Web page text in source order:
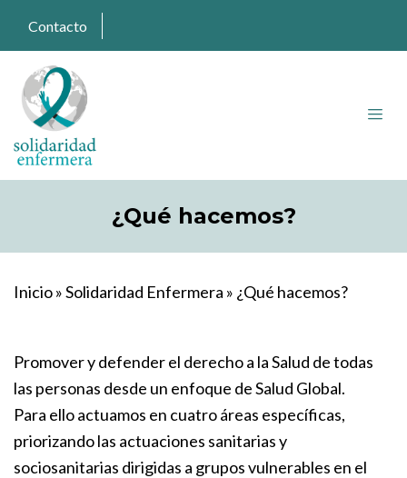
Contacto
¿Qué hacemos?
Inicio»Solidaridad Enfermera » ¿Qué hacemos?
Promover y defender el derecho a la Salud de todas
las personas desde un enfoque de Salud Global.
Para ello actuamos en cuatro áreas específicas,
priorizando las actuaciones sanitarias y
sociosanitarias dirigidas a grupos vulnerables en el